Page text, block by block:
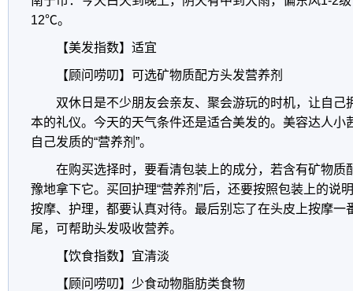
12℃。
【美发指数】适宜
【顾问唠叨】可选矿物质配方头发营养剂
双休日是不少朋友会亲友、聚会游玩的时机，让自己
本的礼仪。今天的天气条件还是适合美发的。美容达人小
自己发质的“营养剂”。
在购买选择时，要看清包装上的成分，若含有矿物质
豫地拿下它。买回护理“营养剂”后，还要按照包装上的说
按摩、护理，都要认真对待。最后别忘了在头皮上按摩一
尾，可帮助头发吸收营养。
【饮食指数】宜清淡
【顾问唠叨】少食动物脂肪类食物